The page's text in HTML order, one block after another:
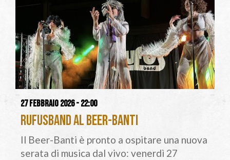
27 febbraio 2026 - 22:00
Rufusband al Beer-Banti
Il Beer-Banti è pronto a ospitare una nuova
serata di musica dal vivo: venerdì 27